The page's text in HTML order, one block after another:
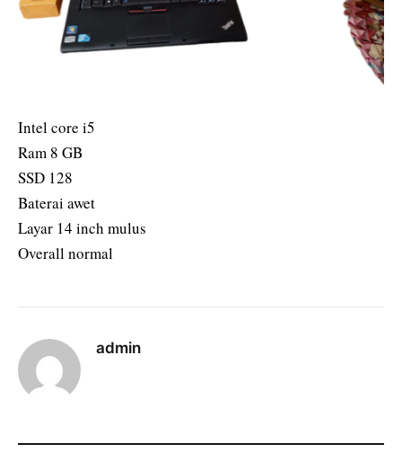
Intel core i5
Ram 8 GB
SSD 128
Baterai awet
Layar 14 inch mulus
Overall normal
admin